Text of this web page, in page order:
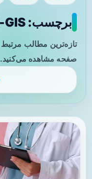
برچسب: Ex-GIS - صفحه 1
صفحه مشاهده می‌کنید.